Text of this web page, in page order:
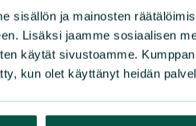
sisällön ja mainosten
Lisäksi jaamme sosiaalisen
käytät sivustoamme.
kun olet käyttänyt heidän